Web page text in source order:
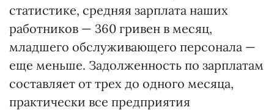
статистике, средняя зарплата наших
работников — 360 гривен в месяц,
младшего обслуживающего персонала —
еще меньше. Задолженность по зарплатам
составляет от трех до одного месяца,
практически все предприятия